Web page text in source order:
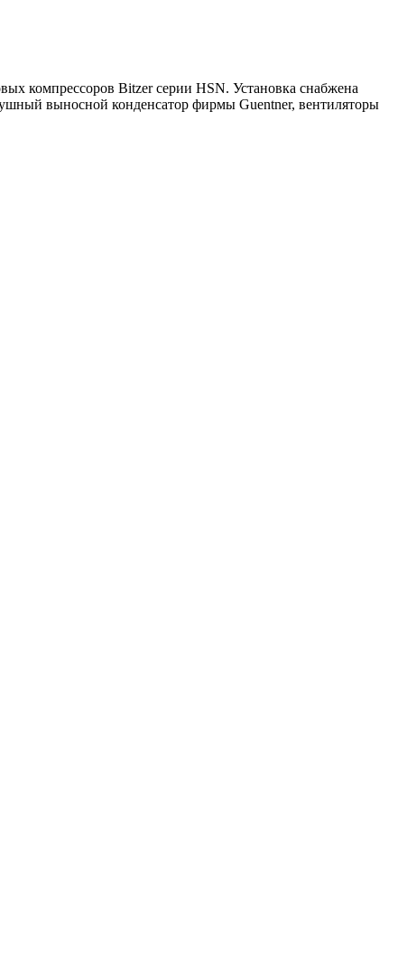
компрессоров Bitzer серии HSN. Установка снабжена
выносной конденсатор фирмы Guentner, вентиляторы